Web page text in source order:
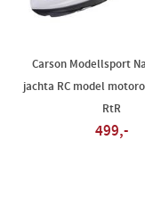
Carson Modellsport
jachta RC model
RtR
499,-